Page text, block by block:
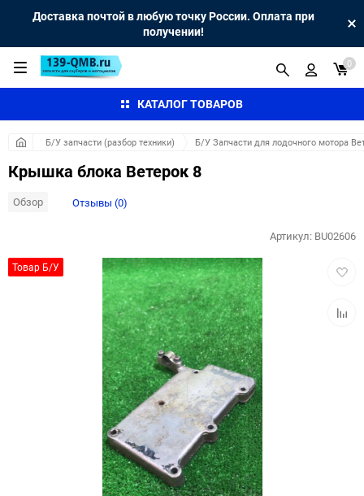
Доставка почтой в любую точку России. Оплата при
получении!
КАТАЛОГ ТОВАРОВ
0
Б/У запчасти (разбор техники) Б/У Запчасти для лодочного мотора
Крышка блока Ветерок 8
Обзор Отзывы (0)
Товар Б/У
Артикул: BU02606